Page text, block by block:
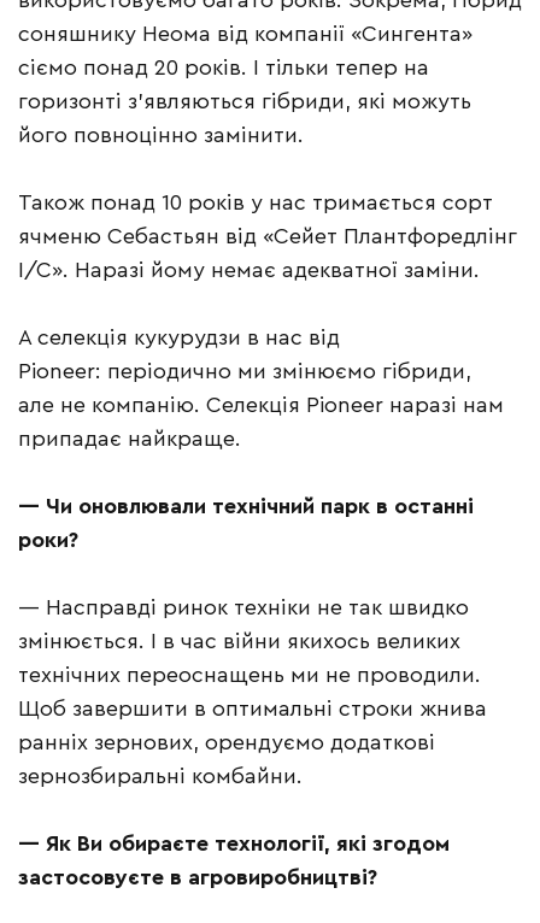
соняшнику Неома від компанії «Сингента»
сіємо понад 20 років. І тільки тепер на
горизонті з’являються гібриди, які можуть
його повноцінно замінити.
Також понад 10 років у нас тримається сорт
ячменю Себастьян від «Сейет Плантфоредлінг
І/С». Наразі йому немає адекватної заміни.
А селекція кукурудзи в нас від
Pioneer: періодично ми змінюємо гібриди,
але не компанію. Селекція Pioneer наразі нам
припадає найкраще.
— Чи оновлювали технічний парк в останні
роки?
— Насправді ринок техніки не так швидко
змінюється. І в час війни якихось великих
технічних переоснащень ми не проводили.
Щоб завершити в оптимальні строки жнива
ранніх зернових, орендуємо додаткові
зернозбиральні комбайни.
— Як Ви обираєте технології, які згодом
застосовуєте в агровиробництві?